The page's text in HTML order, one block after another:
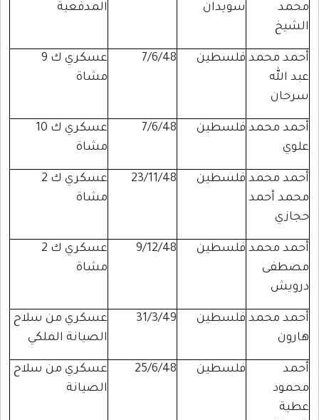
محمد
الشيخ
سويدان المدفعية
أحمد محمد
عبد الله
سرحان
فلسطين 7/6/48
عسكري ك 9
مشاة
أحمد محمد
علوي
فلسطين 7/6/48
عسكري ك 10
مشاة
أحمد محمد
محمد أحمد
حجازي
فلسطين 23/11/48
عسكري ك 2
مشاة
أحمد محمد
مصطفى
درويش
فلسطين 9/12/48
عسكري ك 2
مشاة
أحمد محمد
هارون
فلسطين 31/3/49
عسكري من سلاح
الصيانة الملكي
أحمد
محمود
عطية
فلسطين 25/6/48
عسكري من سلاح
الصيانة